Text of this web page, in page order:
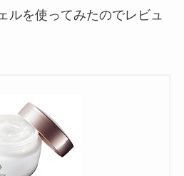
ルを使ってみたのでレビュ